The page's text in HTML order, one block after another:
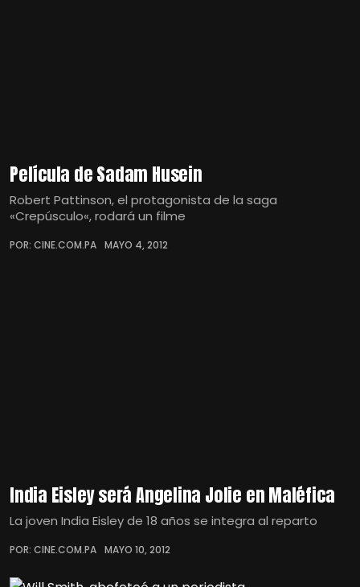
Película de Sadam Husein
Robert Pattinson, el protagonista de la saga
«Crepúsculo«, rodará un filme
POR: CINE.COM.PA MAYO 4, 2012
India Eisley será Angelina Jolie en Maléfica
La joven India Eisley de 18 años se integra al reparto
POR: CINE.COM.PA MAYO 10, 2012